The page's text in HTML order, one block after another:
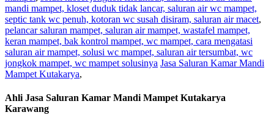
mandi mampet, kloset duduk tidak lancar, saluran air wc mampet,
septic tank wc penuh, kotoran wc susah disiram, saluran air macet,
pelancar saluran mampet, saluran air mampet, wastafel mampet,
keran mampet, bak kontrol mampet, wc mampet, cara mengatasi
saluran air mampet, solusi wc mampet, saluran air tersumbat, wc
jongkok mampet, wc mampet solusinya Jasa Saluran Kamar Mandi
Mampet Kutakarya,
Ahli Jasa Saluran Kamar Mandi Mampet Kutakarya
Karawang